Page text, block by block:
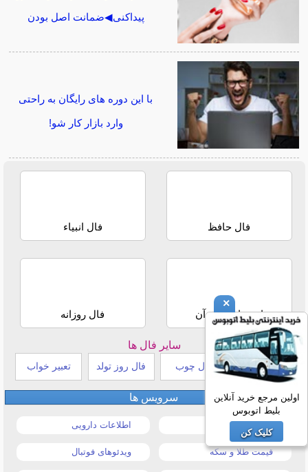
پیداکنی◀ضمانت اصل بودن
با این دوره های رایگان به راحتی
وارد بازار کار شو!
فال حافظ فال انبیاء
استخاره با قرآن فال روزانه
سایر فال ها
طالع بینی هندی فال چوب فال روز تولد تعبیر خواب
سرویس ها
قیمت خودرو اطلاعات دارویی
قیمت طلا و سکه ویدئوهای فوتبال
×
اولین مرجع خرید آنلاین
بلیط اتوبوس
کلیک کن